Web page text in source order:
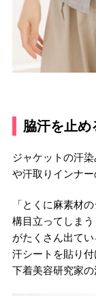
脇汗を止め
ジャケットの汗
や汗取りインナー
「とくに麻素材
構目立ってしま
がたくさん出て
汗シートを貼り
下着美容研究家の